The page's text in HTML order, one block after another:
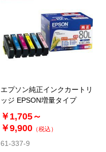
エプソン純正インクカートリ
ッジ EPSON増量タイプ
￥1,705～
￥9,900 （税込）
61-337-9